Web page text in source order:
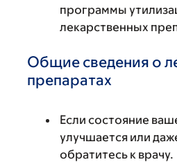
программы
лекарственных
Общие сведения о
препаратах
Если состояние
улучшается или
обратитесь к врачу.